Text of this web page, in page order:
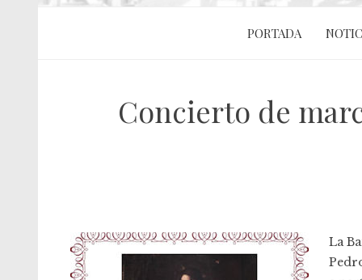
PORTADA
Concierto de
La